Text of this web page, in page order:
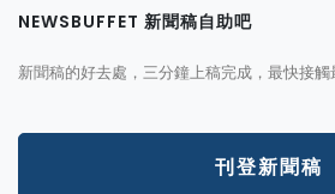
NEWSBUFFET 新聞稿自助吧
新聞稿的好去處，三分鐘上稿完成，最快接觸
刊登新聞稿